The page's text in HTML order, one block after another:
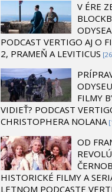
V ÉRE
PODCAST VERTIGO AJ O
2, PRAMEŇ A LEVITICUS
FILMY
VIDIEŤ? PODCAST
CHRISTOPHERA NOLANA
OD
HISTORICKÉ FILMY A
LETNOM PODCASTE